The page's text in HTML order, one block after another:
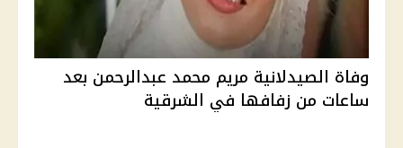
وفاة الصيدلانية مريم محمد عبدالرحمن بعد
ساعات من زفافها في الشرقية